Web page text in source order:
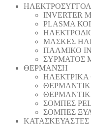
INVERTER
PLASMA
ΜΑΣΚΕΣ
ΠΑΛΜΙΚΟ
ΣΥΡΜΑΤΟΣ
ΘΕΡΜΑΝΣΗ
ΣΟΜΠΕΣ
ΣΟΜΠΕΣ
ΚΑΤΑΣΚΕΥΑΣΤΕΣ